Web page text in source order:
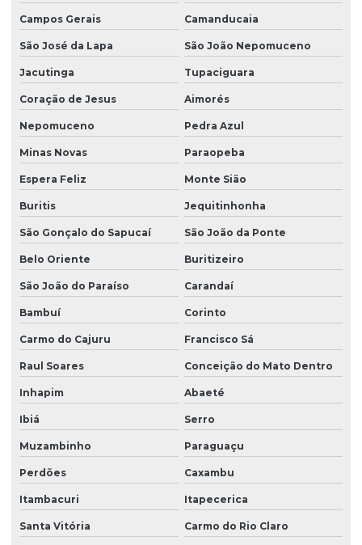
Campos Gerais Camanducaia
São José da Lapa São João Nepomuceno
Jacutinga Tupaciguara
Coração de Jesus Aimorés
Nepomuceno Pedra Azul
Minas Novas Paraopeba
Espera Feliz Monte Sião
Buritis Jequitinhonha
São Gonçalo do Sapucaí São João da Ponte
Belo Oriente Buritizeiro
São João do Paraíso Carandaí
Bambuí Corinto
Carmo do Cajuru Francisco Sá
Raul Soares Conceição do Mato Dentro
Inhapim Abaeté
Ibiá Serro
Muzambinho Paraguaçu
Perdões Caxambu
Itambacuri Itapecerica
Santa Vitória Carmo do Rio Claro